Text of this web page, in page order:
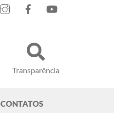
Transparência
CONTATOS